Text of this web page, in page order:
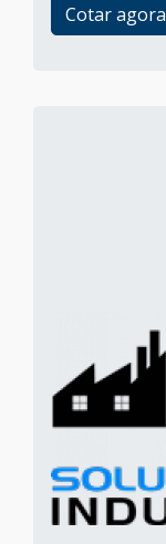
Cotar agora